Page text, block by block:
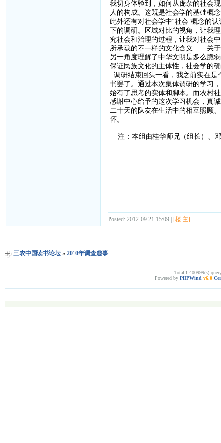
我切身体验到，如何从庞杂的社会
人的构成。这既是社会学的基础概
此外还有对社会学中“社会”概念的
下的调研。区域对比的视角，让我
究社会和治理的过程，让我对社会
所承载的不一样的文化含义——关于
另一角度理解了中华文明是多么脆
保证民族文化的主体性，社会学的
调研结束回头一看，我之前实在
书罢了。通过本次集体调研的学习
始有了思考的实体和脚本。而农村
感谢中心给予的这次学习机会，真
二十天的队友在生活中的相互照顾
怀。
注：本组由桂华师兄（组长）、
Posted: 2012-09-21 15:09 | [楼 主]
三农中国读书论坛» 2010年调查趣事
Total 1.400999(s)
Powered by PHPWind v6.0